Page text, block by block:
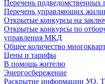
Перечень подведомственных
Перечень управляющих
Открытые конкурсы на
Открытые конкурсы по
управления МКД
Общее количество
Цены и тарифы
В помощь жителю
Энергосбережение
Раскрытие информации